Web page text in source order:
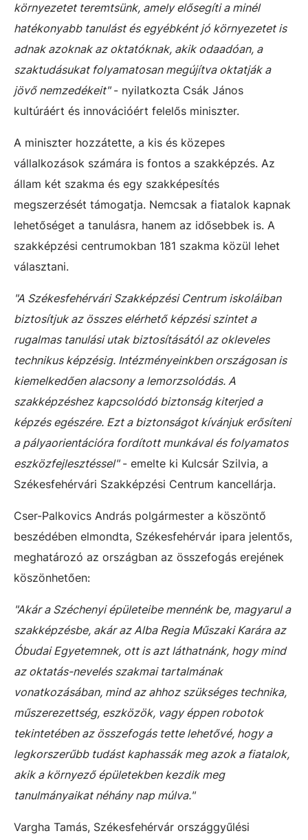
környezetet teremtsünk, amely elősegíti a minél
hatékonyabb tanulást és egyébként jó környezetet is
adnak azoknak az oktatóknak, akik odaadóan, a
szaktudásukat folyamatosan megújítva oktatják a
jövő nemzedékeit"- nyilatkozta Csák János
kultúráért és innovációért felelős miniszter.
A miniszter hozzátette, a kis és közepes
vállalkozások számára is fontos a szakképzés. Az
állam két szakma és egy szakképesítés
megszerzését támogatja. Nemcsak a fiatalok kapnak
lehetőséget a tanulásra, hanem az idősebbek is. A
szakképzési centrumokban 181 szakma közül lehet
választani.
"A Székesfehérvári Szakképzési Centrum iskoláiban
biztosítjuk az összes elérhető képzési szintet a
rugalmas tanulási utak biztosításától az okleveles
technikus képzésig. Intézményeinkben országosan is
kiemelkedően alacsony a lemorzsolódás. A
szakképzéshez kapcsolódó biztonság kiterjed a
képzés egészére. Ezt a biztonságot kívánjuk erősíteni
a pályaorientációra fordított munkával és folyamatos
eszközfejlesztéssel"- emelte ki Kulcsár Szilvia, a
Székesfehérvári Szakképzési Centrum kancellárja.
Cser-Palkovics András polgármester a köszöntő
beszédében elmondta, Székesfehérvár ipara jelentős,
meghatározó az országban az összefogás erejének
köszönhetően:
"Akár a Széchenyi épületeibe mennénk be, magyarul a
szakképzésbe, akár az Alba Regia Műszaki Karára az
Óbudai Egyetemnek, ott is azt láthatnánk, hogy mind
az oktatás-nevelés szakmai tartalmának
vonatkozásában, mind az ahhoz szükséges technika,
műszerezettség, eszközök, vagy éppen robotok
tekintetében az összefogás tette lehetővé, hogy a
legkorszerűbb tudást kaphassák meg azok a fiatalok,
akik a környező épületekben kezdik meg
tanulmányaikat néhány nap múlva."
Vargha Tamás, Székesfehérvár országgyűlési